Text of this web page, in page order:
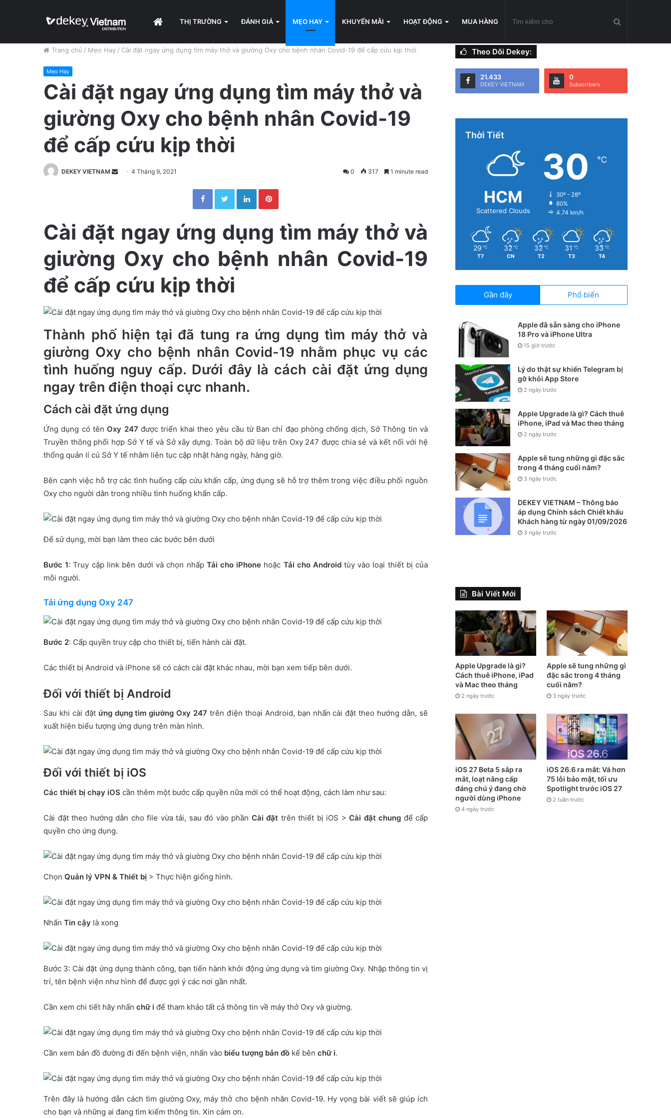
HOMETHỊ TRƯỜNG ĐÁNH GIÁ MẸO HAY KHUYẾN MÃI HOẠT ĐỘNG MUA HÀNG
Trang chủ / Mẹo Hay / Cài đặt ngay ứng dụng tìm máy thở và giường Oxy cho bệnh nhân Covid-19 để cấp cứu kịp thời
Mẹo Hay
Cài đặt ngay ứng dụng tìm máy thở và
giường Oxy cho bệnh nhân Covid-19
để cấp cứu kịp thời
DEKEY VIETNAM
l
4 Tháng 9, 2021 0 317 1 minute read
Facebook Twitter LinkedIn
Cài đặt ngay ứng dụng tìm máy thở và
giường Oxy cho bệnh nhân Covid-19
để cấp cứu kịp thời
Thành phố hiện tại đã tung ra ứng dụng tìm máy thở và
giường Oxy cho bệnh nhân Covid-19 nhằm phục vụ các
tình huống nguy cấp. Dưới đây là cách cài đặt ứng dụng
ngay trên điện thoại cực nhanh.
Cách cài đặt ứng dụng
Ứng dụng có tênOxy 247 được triển khai theo yêu cầu từ Ban chỉ đạo phòng chống dịch, Sở Thông tin và
Truyền thông phối hợp Sở Y tế và Sở xây dựng. Toàn bộ dữ liệu trên Oxy 247 được chia sẻ và kết nối với hệ
thống quản lí củ Sở Y tế nhằm liên tục cập nhật hàng ngày, hàng giờ.
Bên cạnh việc hỗ trợ các tình huống cấp cứu khẩn cấp, ứng dụng sẽ hỗ trợ thêm trong việc điều phối nguồn
Oxy cho người dân trong nhiều tình huống khẩn cấp.
Để sử dụng, mời bạn làm theo các bước bên dưới
Bước 1: Truy cập link bên dưới và chọn nhấp Tải cho iPhone hoặc Tải cho Androidtùy vào loại thiết bị của
mỗi người.
Tải ứng dụng Oxy 247
Bước 2: Cấp quyền truy cập cho thiết bị, tiến hành cài đặt.
Các thiết bị Android và iPhone sẽ có cách cài đặt khác nhau, mời bạn xem tiếp bên dưới.
Đối với thiết bị Android
Sau khi cài đặtứng dụng tìm giường Oxy 247 trên điện thoại Android, bạn nhấn cài đặt theo hướng dẫn, sẽ
xuất hiện biểu tượng ứng dụng trên màn hình.
Đối với thiết bị iOS
Các thiết bị chạy iOS cần thêm một bước cấp quyền nữa mới có thể hoạt động, cách làm như sau:
Cài đặt theo hướng dẫn cho file vừa tải, sau đó vào phần Cài đặt trên thiết bị iOS > Cài đặt chung để cấp
quyền cho ứng dụng.
Chọn Quản lý VPN & Thiết bị > Thực hiện giống hình.
Nhấn Tin cậy là xong
Bước 3: Cài đặt ứng dụng thành công, bạn tiến hành khởi động ứng dụng và tìm giường Oxy. Nhập thông tin vị
trí, tên bệnh viện như hình để được gợi ý các nơi gần nhất.
Cần xem chi tiết hãy nhấn chữ i để tham khảo tất cả thông tin về máy thở Oxy và giường.
Cần xem bản đồ đường đi đến bệnh viện, nhấn vào biểu tượng bản đồ kế bên chữ i.
Trên đây là hướng dẫn cách tìm giường Oxy, máy thở cho bệnh nhân Covid-19. Hy vọng bài viết sẽ giúp ích
cho bạn và những ai đang tìm kiếm thông tin. Xin cám ơn.
Theo Dõi Dekey:
21.433
DEKEY VIETNAM
0
Subscribers
Thời Tiết
HCM
Scattered Clouds
30 ℃
30º - 28º
80%
4.74 km/h
29 ℃
T7
32 ℃
CN
32 ℃
T2
31 ℃
T3
33 ℃
T4
Gần đây Phổ biến
Apple đã sẵn sàng cho iPhone
18 Pro và iPhone Ultra
15 giờ trước
Lý do thật sự khiến Telegram bị
gỡ khỏi App Store
2 ngày trước
Apple Upgrade là gì? Cách thuê
iPhone, iPad và Mac theo tháng
2 ngày trước
Apple sẽ tung những gì đặc sắc
trong 4 tháng cuối năm?
3 ngày trước
DEKEY VIETNAM – Thông báo
áp dụng Chính sách Chiết khấu
Khách hàng từ ngày 01/09/2026
3 ngày trước
Bài Viết Mới
Apple Upgrade là gì?
Cách thuê iPhone, iPad
và Mac theo tháng
2 ngày trước
Apple sẽ tung những gì
đặc sắc trong 4 tháng
cuối năm?
3 ngày trước
iOS 27 Beta 5 sắp ra
mắt, loạt nâng cấp
đáng chú ý đang chờ
người dùng iPhone
4 ngày trước
iOS 26.6 ra mắt: Vá hơn
75 lỗi bảo mật, tối ưu
Spotlight trước iOS 27
2 tuần trước